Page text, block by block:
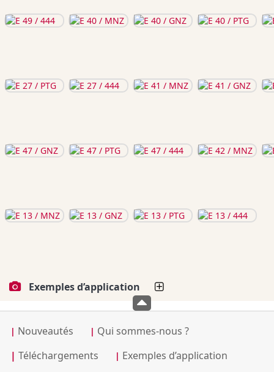
Exemples d’application
| Nouveautés | Qui sommes-nous ?
| Téléchargements | Exemples d’application